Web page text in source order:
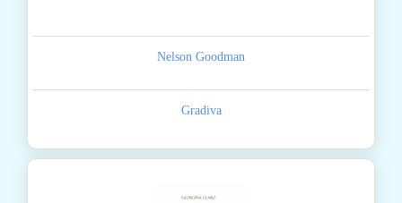
Nelson Goodman
Gradiva